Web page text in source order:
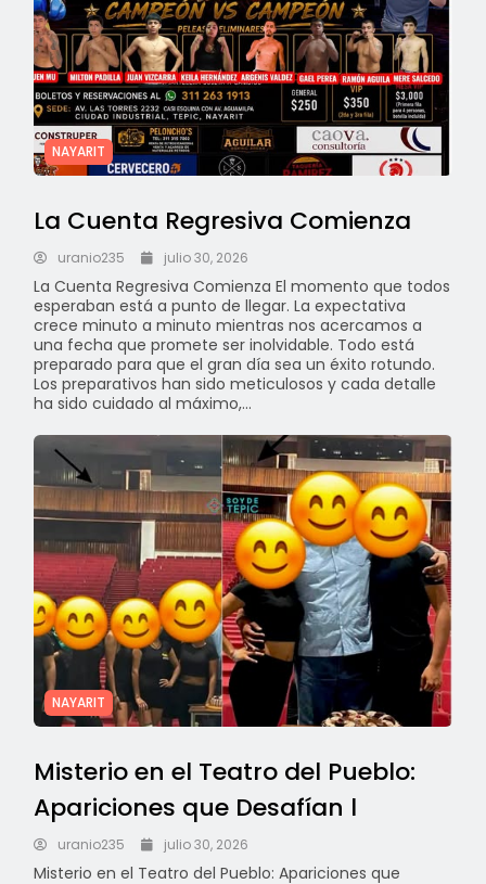
NAYARIT
La Cuenta Regresiva Comienza
uranio235 julio 30, 2026
La Cuenta Regresiva Comienza El momento que todos
esperaban está a punto de llegar. La expectativa
crece minuto a minuto mientras nos acercamos a
una fecha que promete ser inolvidable. Todo está
preparado para que el gran día sea un éxito rotundo.
Los preparativos han sido meticulosos y cada detalle
ha sido cuidado al máximo,...
NAYARIT
Misterio en el Teatro del Pueblo:
Apariciones que Desafían l
uranio235 julio 30, 2026
Misterio en el Teatro del Pueblo: Apariciones que